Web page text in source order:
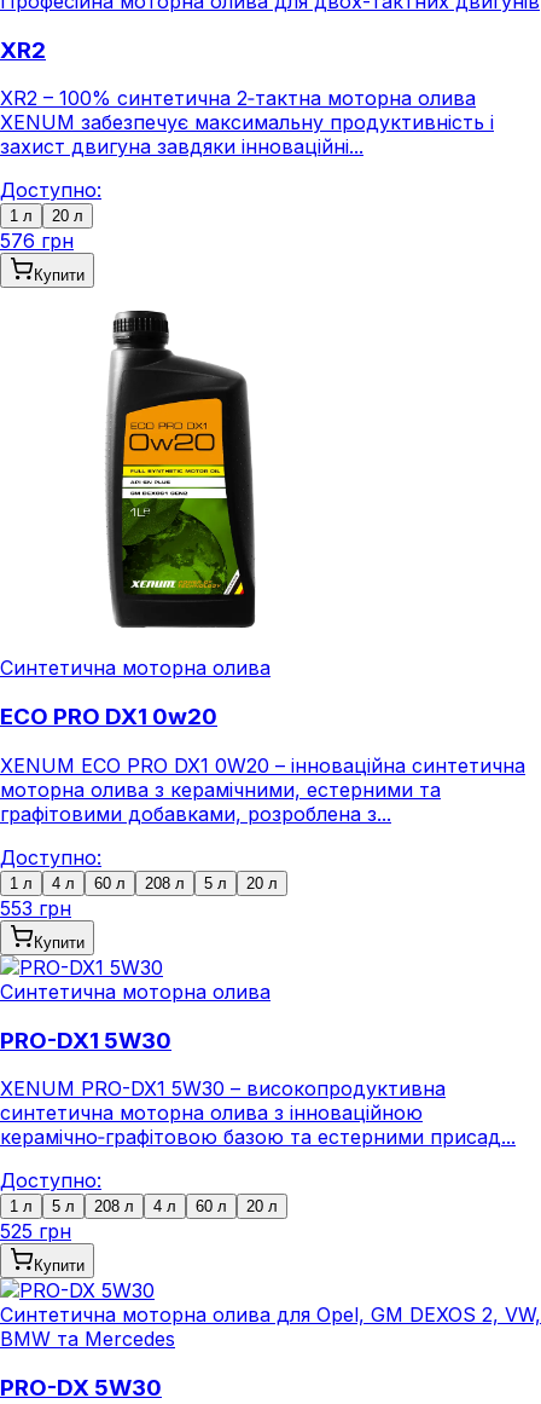
XR2
XR2 – 100% синтетична 2‑тактна моторна олива
XENUM забезпечує максимальну продуктивність і
захист двигуна завдяки інноваційні...
Доступно:
1 л 20 л
576 грн
Купити
Синтетична моторна олива
ECO PRO DX1 0w20
XENUM ECO PRO DX1 0W20 – інноваційна синтетична
моторна олива з керамічними, естерними та
графітовими добавками, розроблена з...
Доступно:
1 л 4 л 60 л 208 л 5 л 20 л
553 грн
Купити
Синтетична моторна олива
PRO-DX1 5W30
XENUM PRO-DX1 5W30 – високопродуктивна
синтетична моторна олива з інноваційною
керамічно‑графітовою базою та естерними присад...
Доступно:
1 л 5 л 208 л 4 л 60 л 20 л
525 грн
Купити
Синтетична моторна олива для Opel, GM DEXOS 2, VW,
BMW та Mercedes
PRO-DX 5W30